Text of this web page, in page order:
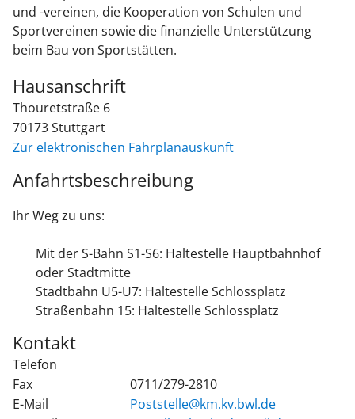
und -vereinen, die Kooperation von Schulen und
Sportvereinen sowie die finanzielle Unterstützung
beim Bau von Sportstätten.
Hausanschrift
Thouretstraße 6
70173Stuttgart
Zur elektronischen Fahrplanauskunft
Anfahrtsbeschreibung
Ihr Weg zu uns:
Mit der S-Bahn S1-S6: Haltestelle Hauptbahnhof
oder Stadtmitte
Stadtbahn U5-U7: Haltestelle Schlossplatz
Straßenbahn 15: Haltestelle Schlossplatz
Kontakt
Telefon
Fax
0711/279-2810
E-Mail
Poststelle@km.kv.bwl.de